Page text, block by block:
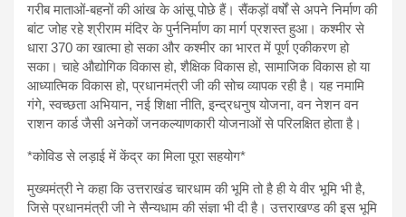
गरीब माताओं-बहनों की आंख के आंसू पोछे हैं। सैंकड़ों वर्षों से अपने निर्माण की
बांट जोह रहे श्रीराम मंदिर के पुर्ननिर्माण का मार्ग प्रशस्त हुआ। कश्मीर से
धारा 370 का खात्मा हो सका और कश्मीर का भारत में पूर्ण एकीकरण हो
सका। चाहे औद्योगिक विकास हो, शैक्षिक विकास हो, सामाजिक विकास हो या
आध्यात्मिक विकास हो, प्रधानमंत्री जी की सोच व्यापक रही है। यह नमामि
गंगे, स्वच्छता अभियान, नई शिक्षा नीति, इन्द्रधनुष योजना, वन नेशन वन
राशन कार्ड जैसी अनेकों जनकल्याणकारी योजनाओं से परिलक्षित होता है।
*कोविड से लड़ाई में केंद्र का मिला पूरा सहयोग*
मुख्यमंत्री ने कहा कि उत्तराखंड चारधाम की भूमि तो है ही ये वीर भूमि भी है,
जिसे प्रधानमंत्री जी ने सैन्यधाम की संज्ञा भी दी है। उत्तराखण्ड की इस भूमि